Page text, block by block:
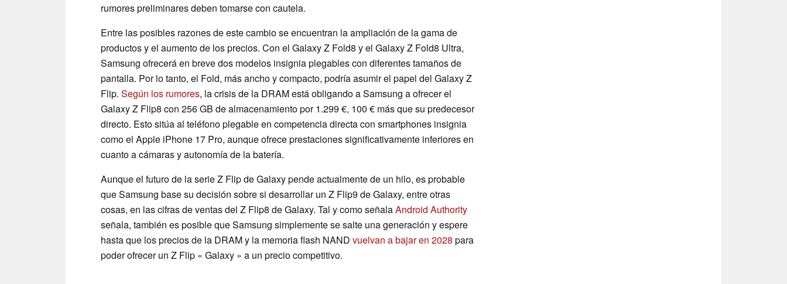
rumores preliminares deben tomarse con cautela.
Entre las posibles razones de este cambio se encuentran la ampliación de la gama de
productos y el aumento de los precios. Con el Galaxy Z Fold8 y el Galaxy Z Fold8 Ultra,
Samsung ofrecerá en breve dos modelos insignia plegables con diferentes tamaños de
pantalla. Por lo tanto, el Fold, más ancho y compacto, podría asumir el papel del Galaxy Z
Flip. Según los rumores, la crisis de la DRAM está obligando a Samsung a ofrecer el
Galaxy Z Flip8 con 256 GB de almacenamiento por 1.299 €, 100 € más que su predecesor
directo. Esto sitúa al teléfono plegable en competencia directa con smartphones insignia
como el Apple iPhone 17 Pro, aunque ofrece prestaciones significativamente inferiores en
cuanto a cámaras y autonomía de la batería.
Aunque el futuro de la serie Z Flip de Galaxy pende actualmente de un hilo, es probable
que Samsung base su decisión sobre si desarrollar un Z Flip9 de Galaxy, entre otras
cosas, en las cifras de ventas del Z Flip8 de Galaxy. Tal y como señalaAndroid Authority
señala, también es posible que Samsung simplemente se salte una generación y espere
hasta que los precios de la DRAM y la memoria flash NAND vuelvan a bajar en 2028 para
poder ofrecer un Z Flip « Galaxy » a un precio competitivo.